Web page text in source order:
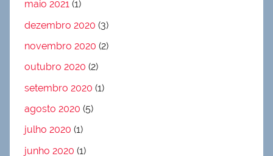
maio 2021 (1)
dezembro 2020 (3)
novembro 2020 (2)
outubro 2020 (2)
setembro 2020 (1)
agosto 2020 (5)
julho 2020 (1)
junho 2020 (1)